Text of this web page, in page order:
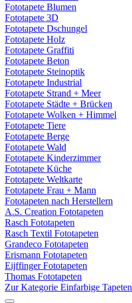
Fototapete Blumen
Fototapete 3D
Fototapete Dschungel
Fototapete Holz
Fototapete Graffiti
Fototapete Beton
Fototapete Steinoptik
Fototapete Industrial
Fototapete Strand + Meer
Fototapete Städte + Brücken
Fototapete Wolken + Himmel
Fototapete Tiere
Fototapete Berge
Fototapete Wald
Fototapete Kinderzimmer
Fototapete Küche
Fototapete Weltkarte
Fototapete Frau + Mann
Fototapeten nach Herstellern
A.S. Creation Fototapeten
Rasch Fototapeten
Rasch Textil Fototapeten
Grandeco Fototapeten
Erismann Fototapeten
Eijffinger Fototapeten
Thomas Fototapeten
Zur Kategorie Einfarbige Tapeten